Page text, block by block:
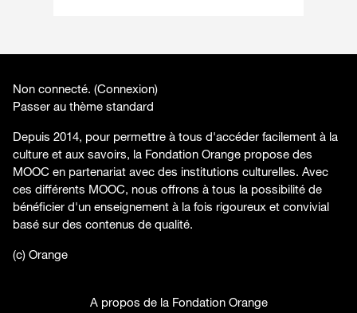
Non connecté. (Connexion)
Passer au thème standard
Depuis 2014, pour permettre à tous d'accéder facilement à la
culture et aux savoirs, la Fondation Orange propose des
MOOC en partenariat avec des institutions culturelles. Avec
ces différents MOOC, nous offrons à tous la possibilité de
bénéficier d'un enseignement à la fois rigoureux et convivial
basé sur des contenus de qualité.
(c) Orange
A propos de la Fondation Orange